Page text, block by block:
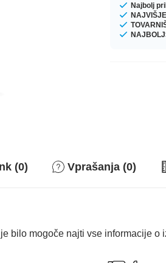
Najbolj
(0) Vprašanja (0)
bilo mogoče najti vse informacije o